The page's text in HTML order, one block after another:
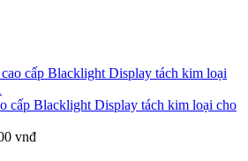
cấp Blacklight Display tách kim loại cho
vnđ